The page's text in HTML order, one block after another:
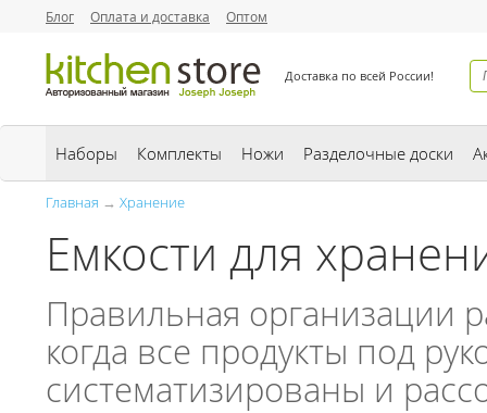
Блог Оплата и доставка Оптом
Доставка по всей России!
Наборы Комплекты Ножи Разделочные доски
Главная → Хранение
Емкости для
Правильная организации
когда все продукты под
систематизированы и